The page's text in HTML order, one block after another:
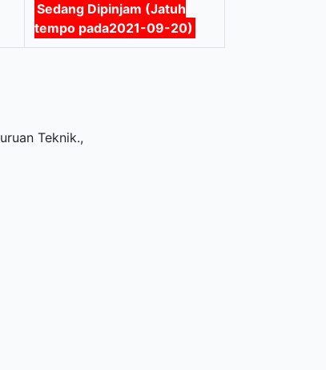
Sedang Dipinjam (Jatuh
tempo pada2021-09-20)
Teknik.,